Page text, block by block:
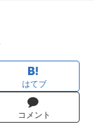
はてブ
コメント